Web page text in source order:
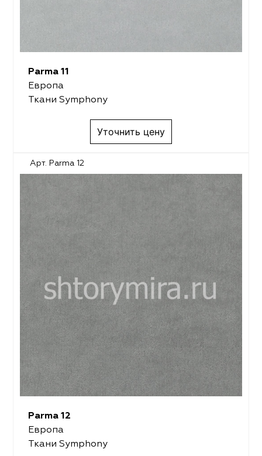
Parma 11
Европа
Ткани Symphony
Уточнить цену
Арт. Parma 12
Parma 12
Европа
Ткани Symphony